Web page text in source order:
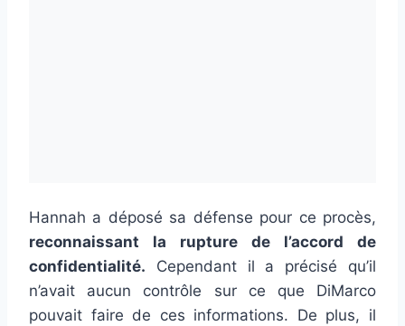
Hannah a déposé sa défense pour ce procès,
reconnaissant la rupture de l’accord de
confidentialité. Cependant il a précisé qu’il
n’avait aucun contrôle sur ce que DiMarco
pouvait faire de ces informations. De plus, il